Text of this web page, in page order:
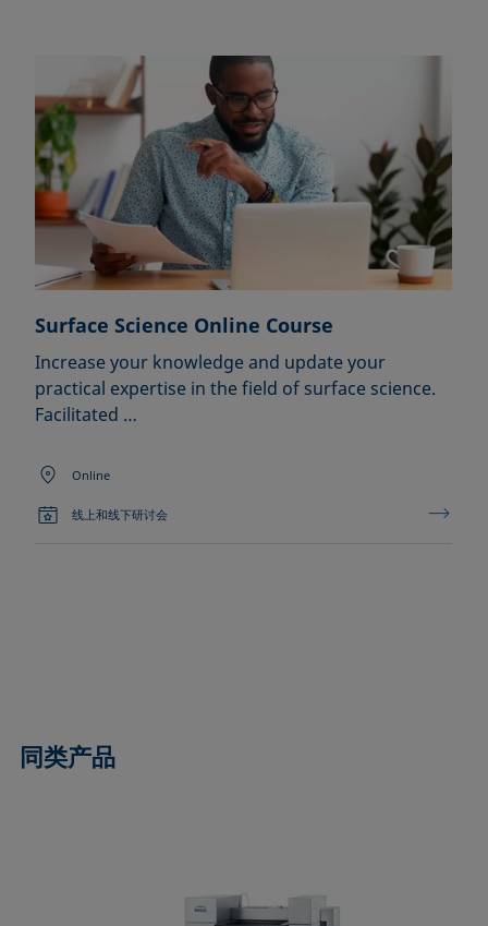
Surface Science Online Course
Increase your knowledge and update your
practical expertise in the field of surface science.
Facilitated …
Online
线上和线下研讨会
同类产品